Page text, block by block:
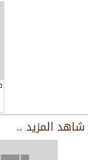
شاهد المزيد ..